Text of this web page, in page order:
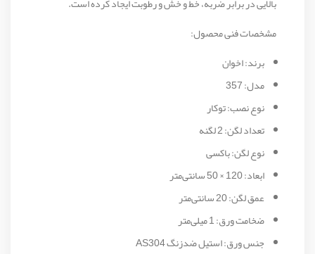
مشخصات فنی محصول:
برند: اخوان
مدل: 357
نوع نصب: توکار
تعداد لگن: 2 لگنه
نوع لگن: باکسی
ابعاد: 120 × 50 سانتی‌متر
عمق لگن: 20 سانتی‌متر
ضخامت ورق: 1 میلی‌متر
جنس ورق: استیل ضدزنگ AS304